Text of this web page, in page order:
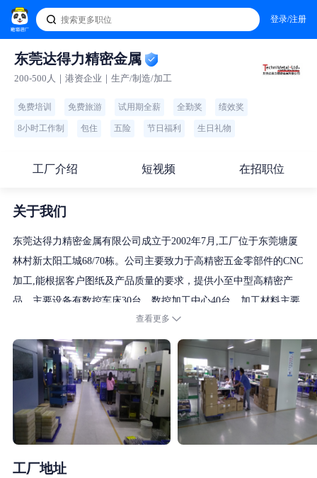
登录/注册
东莞达得力精密金属
200-500人｜港资企业｜生产/制造/加工
免费培训 免费旅游 试用期全薪 全勤奖 绩效奖
8小时工作制 包住 五险 节日福利 生日礼物
工厂介绍 短视频 在招职位
关于我们
东莞达得力精密金属有限公司成立于2002年7月,工厂位于东莞塘厦
林村新太阳工城68/70栋。公司主要致力于高精密五金零部件的CNC
加工,能根据客户图纸及产品质量的要求，提供小至中型高精密产
品。主要设备有数控车床30台，数控加工中心40台。加工材料主要
为钢、铝材、铜、锌、不锈钢、合金压铸件及工程塑料，主要客户
为美国、日本、德国、英国。公司通过持续工程的改善能力，着力
于生产成本的不断降低以及品质的不断上升，以合理的价格准时为
客户提供高品质、低成本的优良产品。公司内形成了良好的激励机
制，不断完善的培训制度使优秀的员工得以受训并得到提升，为公
司的发展提供充足的人力资源。
薪资及福利待遇：
1.员工底薪2100元/月，22天8小时制，平时加班17.89元/时，周末加
查看更多
工厂地址